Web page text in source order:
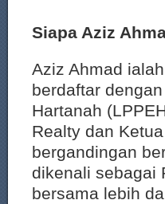
Siapa Aziz
Aziz Ahmad
berdaftar
Hartanah
Realty dan
bergandingan
dikenali sebagai
bersama lebih